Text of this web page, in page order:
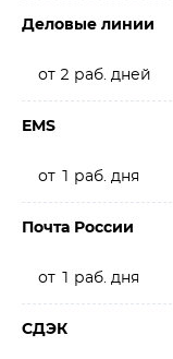
Деловые линии
от 2 раб. дней
EMS
от 1 раб. дня
Почта России
от 1 раб. дня
СДЭК